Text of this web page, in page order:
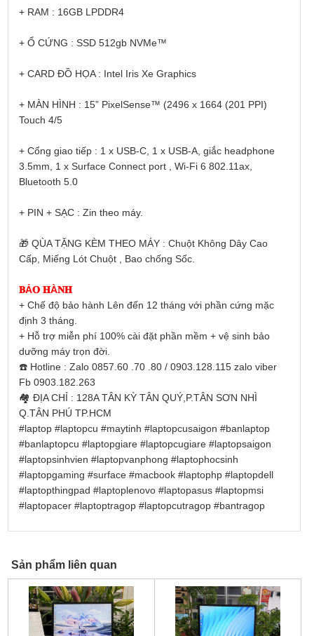
+ RAM : 16GB LPDDR4
+ Ổ CỨNG : SSD 512gb NVMe™
+ CARD ĐỒ HỌA : Intel Iris Xe Graphics
+ MÀN HÌNH : 15” PixelSense™ (2496 x 1664 (201 PPI)
Touch 4/5
+ Cổng giao tiếp : 1 x USB-C, 1 x USB-A, giắc headphone
3.5mm, 1 x Surface Connect port , Wi-Fi 6 802.11ax,
Bluetooth 5.0
+ PIN + SẠC : Zin theo máy.
🎁QÙA TẶNG KÈM THEO MÁY : Chuột Không Dây Cao
Cấp, Miếng Lót Chuột , Bao chống Sốc.
𝐁Ả𝐎 𝐇À𝐍𝐇
+ Chế độ bảo hành Lên đến 12 tháng với phần cứng mặc
định 3 tháng.
+ Hỗ trợ miễn phí 100% cài đặt phần mềm + vệ sinh bảo
dưỡng máy trọn đời.
☎️Hotline : Zalo 0857.60 .70 .80 / 0903.128.115 zalo viber
Fb 0903.182.263
🏘 ĐỊA CHỈ : 128A TÂN KỲ TÂN QUÝ,P.TÂN SƠN NHÌ
Q.TÂN PHÚ TP.HCM
#laptop #laptopcu #maytinh #laptopcusaigon #banlaptop
#banlaptopcu #laptopgiare #laptopcugiare #laptopsaigon
#laptopsinhvien #laptopvanphong #laptophocsinh
#laptopgaming #surface #macbook #laptophp #laptopdell
#laptopthingpad #laptoplenovo #laptopasus #laptopmsi
#laptopacer #laptoptragop #laptopcutragop #bantragop
Sản phẩm liên quan